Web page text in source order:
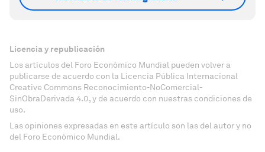
Licencia y republicación
Los artículos del Foro Económico Mundial pueden volver a
publicarse de acuerdo con la Licencia Pública Internacional
Creative Commons Reconocimiento-NoComercial-
SinObraDerivada 4.0, y de acuerdo con nuestras condiciones de
uso.
Las opiniones expresadas en este artículo son las del autor y no
del Foro Económico Mundial.